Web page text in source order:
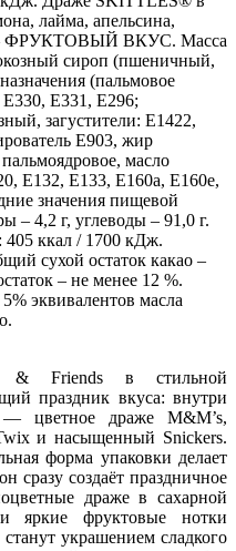
лайма, апельсина,
– ФРУКТОВЫЙ ВКУС. Масса
сироп (пшеничный,
(пальмовое
Е330, Е331, Е296;
загустители: Е1422,
Е903, жир
масло
Е132, Е133, Е160a, Е160e,
значения пищевой
– 4,2 г, углеводы – 91,0 г.
405 ккал / 1700 кДж.
сухой остаток какао –
– не менее 12 %.
эквивалентов масла
& Friends в стильной
праздник вкуса: внутри
цветное драже M&M’s,
и насыщенный Snickers.
форма упаковки делает
сразу создаёт праздничное
драже в сахарной
яркие фруктовые нотки
украшением сладкого